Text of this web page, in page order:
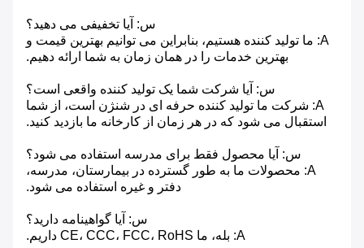
س: آیا تخفیفی می دهید؟
A: ما تولید کننده هستیم، بنابراین می توانیم بهترین قیمت و
بهترین خدمات را در همان زمان به شما ارائه دهیم.
س: آیا شرکت شما یک تولید کننده واقعی است؟
A: شرکت ما تولید کننده حرفه ای در شنژن است، از شما
استقبال می شود که در هر زمان از کارخانه ما بازدید کنید.
س: آیا محصول فقط برای مدرسه استفاده می شود؟
A: محصولات ما به طور گسترده در بیمارستان، مدرسه،
دفتر و غیره استفاده می شود.
س: آیا گواهینامه دارید؟
A: بله، ما CE، CCC، FCC، RoHS داریم.